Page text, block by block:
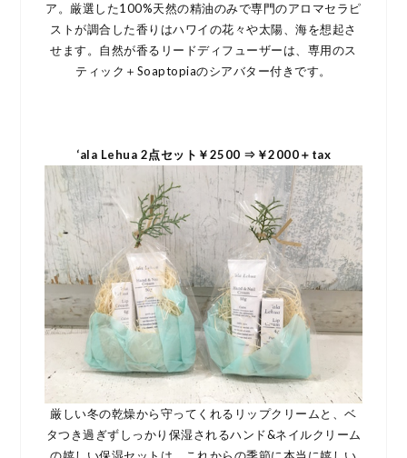
ア。厳選した100%天然の精油のみで専門のアロマセラピ
ストが調合した香りはハワイの花々や太陽、海を想起さ
せます。自然が香るリードディフューザーは、専用のス
ティック＋Soaptopiaのシアバター付きです。
‘ala Lehua 2点セット￥2500 ⇒￥2000＋tax
厳しい冬の乾燥から守ってくれるリップクリームと、ベ
タつき過ぎずしっかり保湿されるハンド&ネイルクリーム